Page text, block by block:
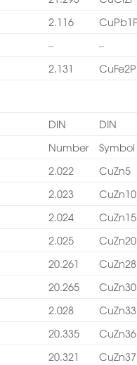
2.116
–
–
2.131 CuFe2P
DIN
DIN
Number
Symbol
2.022
CuZn5
2.023
CuZn10
2.024
CuZn15
2.025
CuZn20
20.261
CuZn28
20.265
CuZn30
2.028
CuZn33
20.335
CuZn36
20.321
CuZn37